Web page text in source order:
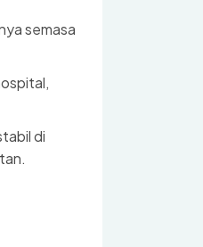
semasa
di